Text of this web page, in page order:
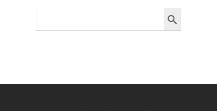
Search Button